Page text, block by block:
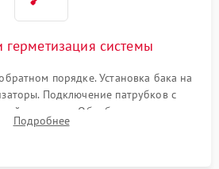
герметизация системы
порядке. Установка бака на
Подключение патрубков с
хомутами. Обработка стыков
возможных протечек воды.
Подробнее